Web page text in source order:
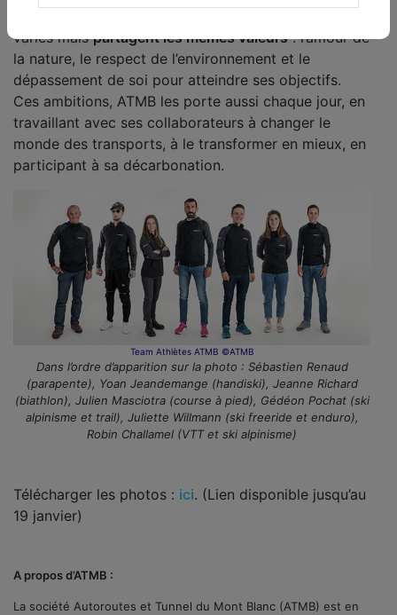
variés maispartagent les mêmes valeurs: l’amour de
la nature, le respect de l’environnement et le
dépassement de soi pour atteindre ses objectifs.
Ces ambitions, ATMB les porte aussi chaque jour, en
travaillant avec ses collaborateurs à changer le
monde des transports, à le transformer en mieux, en
participant à sa décarbonation.
Team Athlètes ATMB ©ATMB
Dans l’ordre d’apparition sur la photo : Sébastien Renaud
(parapente), Yoan Jeandemange (handiski), Jeanne Richard
(biathlon), Julien Masciotra (course à pied), Gédéon Pochat (ski
alpinisme et trail), Juliette Willmann (ski freeride et enduro),
Robin Challamel (VTT et ski alpinisme)
Télécharger les photos : ici. (Lien disponible jusqu’au
19 janvier)
A propos d’ATMB :
La société Autoroutes et Tunnel du Mont Blanc (ATMB) est en